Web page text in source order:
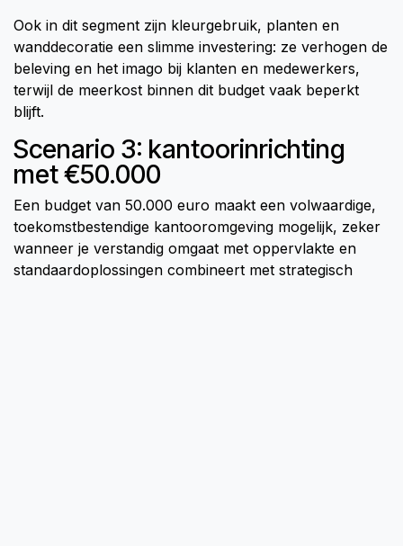
Ook in dit segment zijn kleurgebruik, planten en
wanddecoratie een slimme investering: ze verhogen de
beleving en het imago bij klanten en medewerkers,
terwijl de meerkost binnen dit budget vaak beperkt
blijft.
Scenario 3: kantoorinrichting
met €50.000
Een budget van 50.000 euro maakt een volwaardige,
toekomstbestendige kantooromgeving mogelijk, zeker
wanneer je verstandig omgaat met oppervlakte en
standaardoplossingen combineert met strategisch